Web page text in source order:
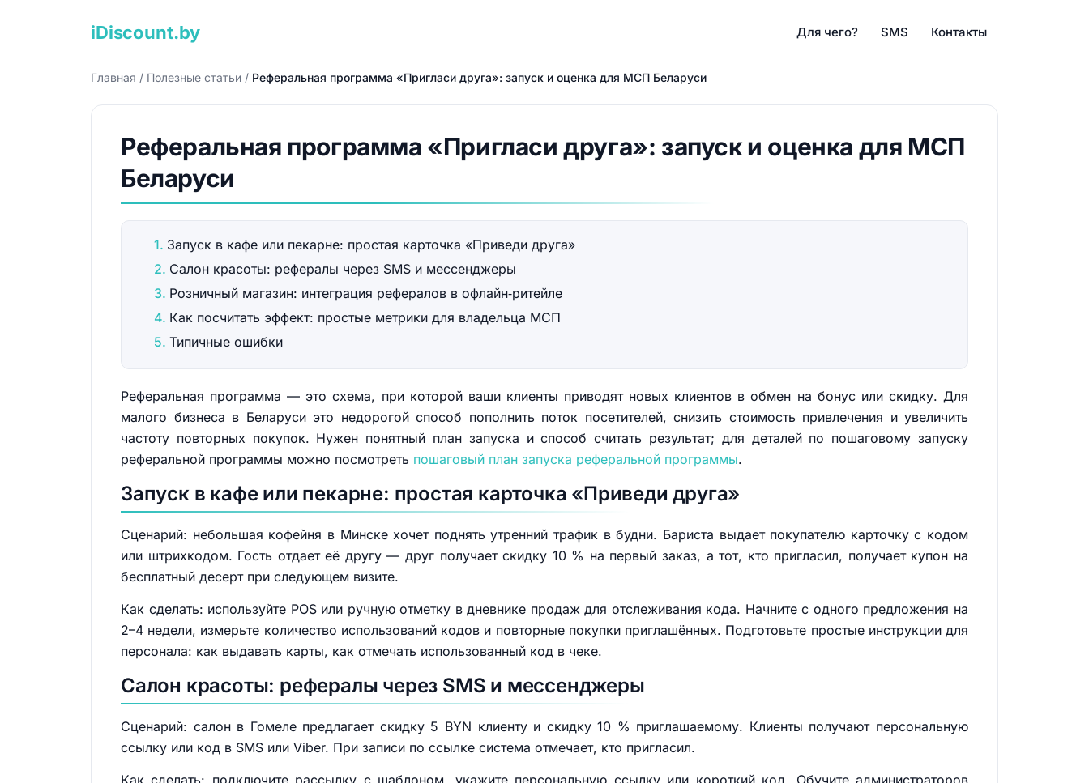
iDiscount.by Для чего? SMS Контакты
Главная / Полезные статьи / Реферальная программа «Пригласи друга»: запуск и оценка для МСП Беларуси
Реферальная программа «Пригласи друга»: запуск и оценка для МСП
Беларуси
Запуск в кафе или пекарне: простая карточка «Приведи друга»
Салон красоты: рефералы через SMS и мессенджеры
Розничный магазин: интеграция рефералов в офлайн‑ритейле
Как посчитать эффект: простые метрики для владельца МСП
Типичные ошибки
Реферальная программа — это схема, при которой ваши клиенты приводят новых клиентов в обмен на бонус или скидку. Для
малого бизнеса в Беларуси это недорогой способ пополнить поток посетителей, снизить стоимость привлечения и увеличить
частоту повторных покупок. Нужен понятный план запуска и способ считать результат; для деталей по пошаговому запуску
реферальной программы можно посмотреть пошаговый план запуска реферальной программы.
Запуск в кафе или пекарне: простая карточка «Приведи друга»
Сценарий: небольшая кофейня в Минске хочет поднять утренний трафик в будни. Бариста выдает покупателю карточку с кодом
или штрихкодом. Гость отдает её другу — друг получает скидку 10 % на первый заказ, а тот, кто пригласил, получает купон на
бесплатный десерт при следующем визите.
Как сделать: используйте POS или ручную отметку в дневнике продаж для отслеживания кода. Начните с одного предложения на
2–4 недели, измерьте количество использований кодов и повторные покупки приглашённых. Подготовьте простые инструкции для
персонала: как выдавать карты, как отмечать использованный код в чеке.
Салон красоты: рефералы через SMS и мессенджеры
Сценарий: салон в Гомеле предлагает скидку 5 BYN клиенту и скидку 10 % приглашаемому. Клиенты получают персональную
ссылку или код в SMS или Viber. При записи по ссылке система отмечает, кто пригласил.
Как сделать: подключите рассылку с шаблоном, укажите персональную ссылку или короткий код. Обучите администраторов